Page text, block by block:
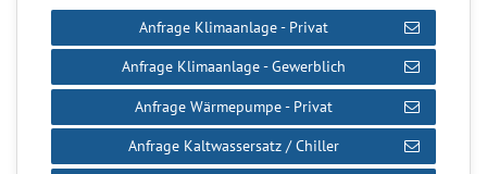
Anfrage Klimaanlage - Privat
Anfrage Klimaanlage - Gewerblich
Anfrage Wärmepumpe - Privat
Anfrage Kaltwassersatz / Chiller